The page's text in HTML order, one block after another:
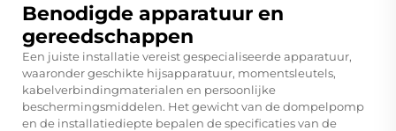
Benodigde apparatuur en
gereedschappen
Een juiste installatie vereist gespecialiseerde apparatuur,
waaronder geschikte hijsapparatuur, momentsleutels,
kabelverbindingmaterialen en persoonlijke
beschermingsmiddelen. Het gewicht van de dompelpomp
en de installatiediepte bepalen de specificaties van de